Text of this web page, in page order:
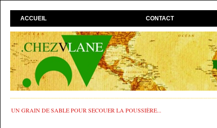
ACCUEIL CONTACT
UN GRAIN DE SABLE POUR SECOUER LA POUSSIÈRE...